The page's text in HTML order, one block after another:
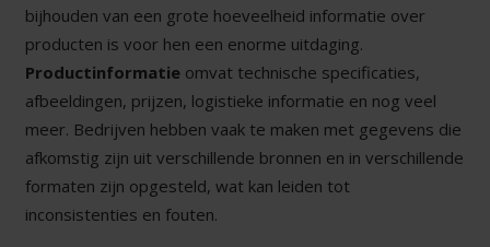
bijhouden van een grote hoeveelheid informatie over
producten is voor hen een enorme uitdaging.
Productinformatieomvat technische specificaties,
afbeeldingen, prijzen, logistieke informatie en nog veel
meer. Bedrijven hebben vaak te maken met gegevens die
afkomstig zijn uit verschillende bronnen en in verschillende
formaten zijn opgesteld, wat kan leiden tot
inconsistenties en fouten.